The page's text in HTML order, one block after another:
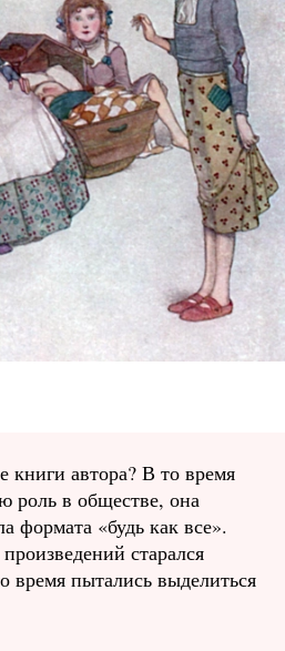
книги автора? В то время
роль в обществе, она
формата «будь как все».
старался
время пытались выделиться